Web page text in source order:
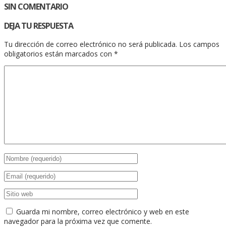
SIN COMENTARIO
DEJA TU RESPUESTA
Tu dirección de correo electrónico no será publicada. Los campos
obligatorios están marcados con *
Guarda mi nombre, correo electrónico y web en este
navegador para la próxima vez que comente.